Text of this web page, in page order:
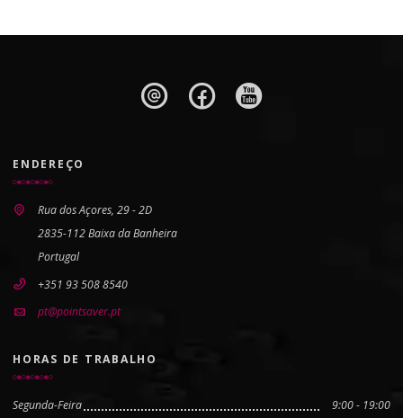
ENDEREÇO
Rua dos Açores, 29 - 2D
2835-112 Baixa da Banheira
Portugal
+351 93 508 8540
pt@pointsaver.pt
HORAS DE TRABALHO
Segunda-Feira
9:00 - 19:00